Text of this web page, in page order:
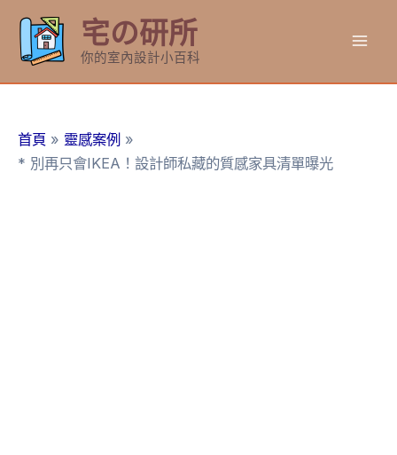
要
宅の研所
你的室內設計小百科
首頁
靈感案例
* 別再只會IKEA！設計師私藏的質感家具清單曝光